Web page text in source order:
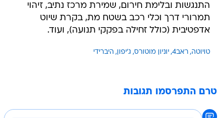
התנגשות ובלימת חירום, שמירת מרכז נתיב, זיהוי
תמרורי דרך וכלי רכב בשטח מת, בקרת שיוט
אדפטיבית (כולל זחילה בפקקי תנועה), ועוד.
טויוטה ראב4 יוניון מוטורס ג'יפון היברידי
טרם התפרסמו תגובות